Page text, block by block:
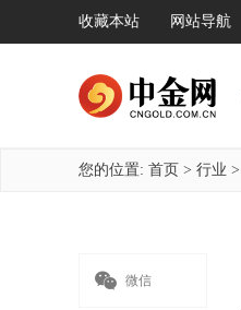
收藏本站 网站导航
您的位置: 首页 > 行业 >
 微信